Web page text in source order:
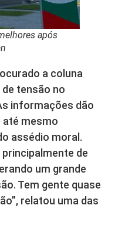
após
a coluna
tensão no
informações dão
até mesmo
assédio moral.
de
um grande
Tem gente quase
relatou uma das